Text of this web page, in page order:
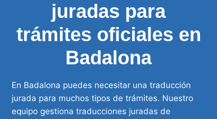
juradas para
trámites oficiales en
Badalona
En Badalona puedes necesitar una traducción
jurada para muchos tipos de trámites. Nuestro
equipo gestiona traducciones juradas de